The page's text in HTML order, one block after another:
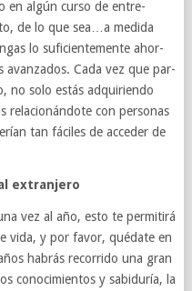
en algún curso de entre­
de lo que sea…a medida
lo sufi­cien­te­mente ahor­
avan­za­dos. Cada vez que par­
no solo estás adquiriendo
rela­cionán­dote con per­sonas
tan fáciles de acceder de
extranjero
vez al año, esto te per­mi­tirá
vida, y por favor, qué­date en
habrás recor­rido una gran
conocimien­tos y sabiduría, la